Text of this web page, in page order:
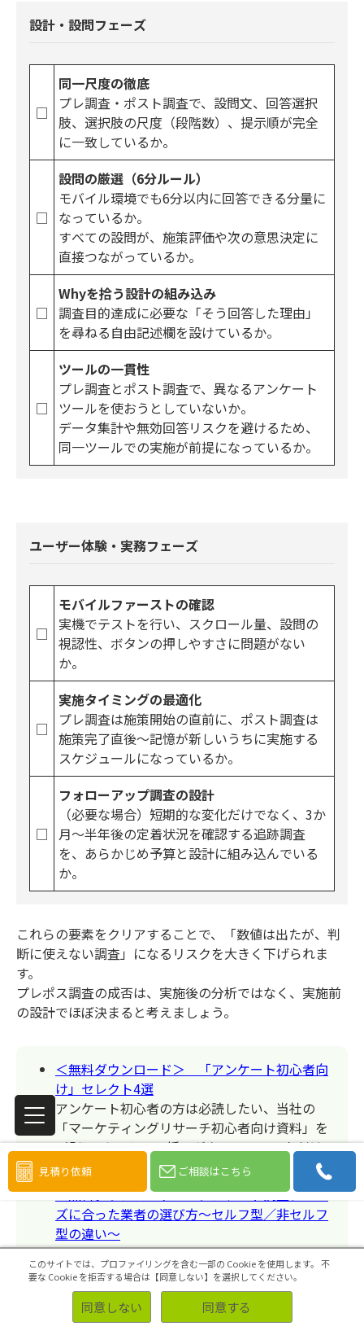
設計・設問フェーズ
□
同一尺度の徹底
プレ調査・ポスト調査で、設問文、回答選択
肢、選択肢の尺度（段階数）、提示順が完全
に一致しているか。
□
設問の厳選（6分ルール）
モバイル環境でも6分以内に回答できる分量に
なっているか。
すべての設問が、施策評価や次の意思決定に
直接つながっているか。
□
Whyを拾う設計の組み込み
調査目的達成に必要な「そう回答した理由」
を尋ねる自由記述欄を設けているか。
□
ツールの一貫性
プレ調査とポスト調査で、異なるアンケート
ツールを使おうとしていないか。
データ集計や無効回答リスクを避けるため、
同一ツールでの実施が前提になっているか。
ユーザー体験・実務フェーズ
□
モバイルファーストの確認
実機でテストを行い、スクロール量、設問の
視認性、ボタンの押しやすさに問題がない
か。
□
実施タイミングの最適化
プレ調査は施策開始の直前に、ポスト調査は
施策完了直後〜記憶が新しいうちに実施する
スケジュールになっているか。
□
フォローアップ調査の設計
（必要な場合）短期的な変化だけでなく、3か
月〜半年後の定着状況を確認する追跡調査
を、あらかじめ予算と設計に組み込んでいる
か。
これらの要素をクリアすることで、「数値は出たが、判
断に使えない調査」になるリスクを大きく下げられま
す。
プレポス調査の成否は、実施後の分析ではなく、実施前
の設計でほぼ決まると考えましょう。
＜無料ダウンロード＞ 「アンケート初心者向
け」セレクト4選
アンケート初心者の方は必読したい、当社の
「マーケティングリサーチ初心者向け資料」を
4部セレクトし、一括でダウンロードいただけ
ます。
＜無料ダウンロード＞ アンケート調査、ニー
ズに合った業者の選び方～セルフ型／非セルフ
型の違い～
いざ、アンケート調査をやろう！と思っても、
初めて実施する方にとってはどこへ依頼すれば
良いのかもよくわからないかと思います。そこ
で、本資料ではアンケート調査のニーズに合っ
見積り依頼 ご相談はこちら
このサイトでは、プロファイリングを含む一部の Cookie を使用します。 不
要な Cookie を拒否する場合は【同意しない】を選択してください。
同意しない 同意する